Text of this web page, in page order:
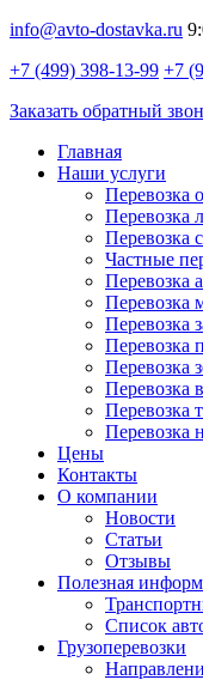
info@avto-dostavka.ru
+7 (499) 398-13-99 +7
Заказать обратный
Главная
Наши услуги
Перевозка
Перевозка
Перевозка
Частные
Перевозка
Перевозка
Перевозка
Перевозка
Перевозка
Перевозка
Перевозка
Перевозка
Цены
Контакты
О компании
Новости
Статьи
Отзывы
Полезная
Список
Грузоперевозки